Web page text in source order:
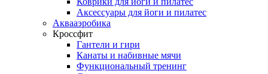
Аксессуары для йоги и пилатес
Аквааэробика
Кроссфит
Гантели и гири
Канаты и набивные мячи
Функциональный тренинг